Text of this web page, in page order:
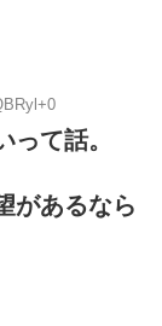
て話。
があるなら